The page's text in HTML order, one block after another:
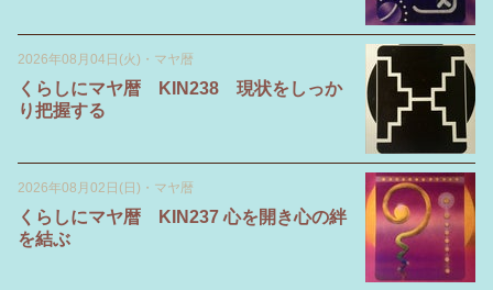
2026年08月04日(火) ・ マヤ暦
くらしにマヤ暦 KIN238 現状をしっか
り把握する
2026年08月02日(日) ・ マヤ暦
くらしにマヤ暦 KIN237 心を開き心の絆
を結ぶ